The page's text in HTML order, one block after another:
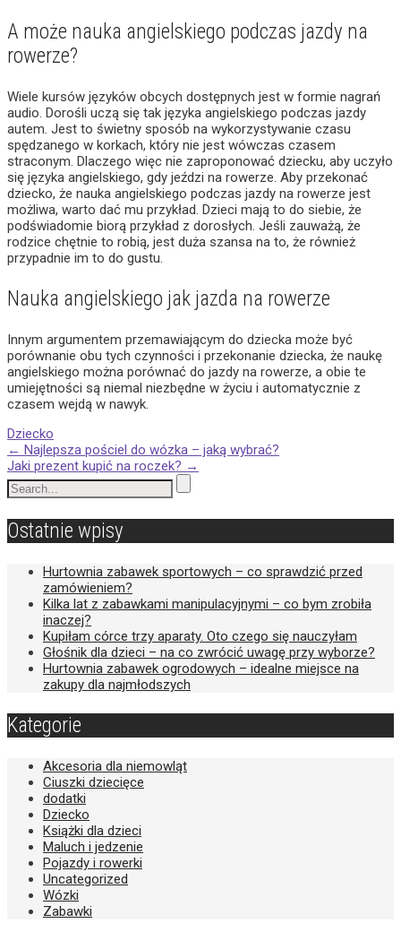
A może nauka angielskiego podczas jazdy na
rowerze?
Wiele kursów języków obcych dostępnych jest w formie nagrań
audio. Dorośli uczą się tak języka angielskiego podczas jazdy
autem. Jest to świetny sposób na wykorzystywanie czasu
spędzanego w korkach, który nie jest wówczas czasem
straconym. Dlaczego więc nie zaproponować dziecku, aby uczyło
się języka angielskiego, gdy jeździ na rowerze. Aby przekonać
dziecko, że nauka angielskiego podczas jazdy na rowerze jest
możliwa, warto dać mu przykład. Dzieci mają to do siebie, że
podświadomie biorą przykład z dorosłych. Jeśli zauważą, że
rodzice chętnie to robią, jest duża szansa na to, że również
przypadnie im to do gustu.
Nauka angielskiego jak jazda na rowerze
Innym argumentem przemawiającym do dziecka może być
porównanie obu tych czynności i przekonanie dziecka, że naukę
angielskiego można porównać do jazdy na rowerze, a obie te
umiejętności są niemal niezbędne w życiu i automatycznie z
czasem wejdą w nawyk.
Dziecko
Post
navigation
← Najlepsza pościel do wózka – jaką wybrać?
Jaki prezent kupić na roczek? →
Ostatnie wpisy
Hurtownia zabawek sportowych – co sprawdzić przed
zamówieniem?
Kilka lat z zabawkami manipulacyjnymi – co bym zrobiła
inaczej?
Kupiłam córce trzy aparaty. Oto czego się nauczyłam
Głośnik dla dzieci – na co zwrócić uwagę przy wyborze?
Hurtownia zabawek ogrodowych – idealne miejsce na
zakupy dla najmłodszych
Kategorie
Akcesoria dla niemowląt
Ciuszki dziecięce
dodatki
Dziecko
Książki dla dzieci
Maluch i jedzenie
Pojazdy i rowerki
Uncategorized
Wózki
Zabawki